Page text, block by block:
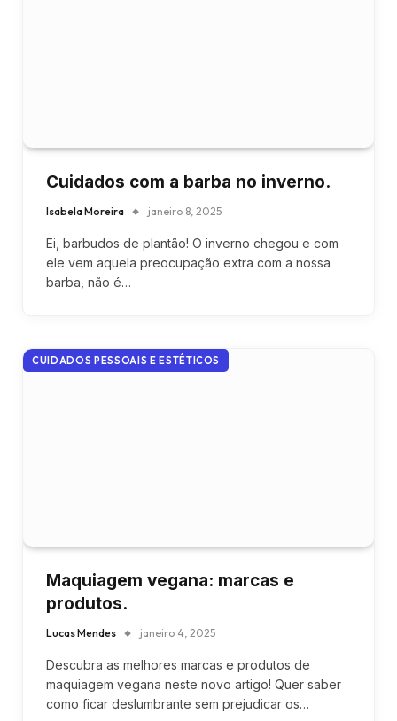
Cuidados com a barba no inverno.
Isabela Moreira janeiro 8, 2025
Ei, barbudos de plantão! O inverno chegou e com
ele vem aquela preocupação extra com a nossa
barba, não é…
CUIDADOS PESSOAIS E ESTÉTICOS
Maquiagem vegana: marcas e
produtos.
Lucas Mendes janeiro 4, 2025
Descubra as melhores marcas e produtos de
maquiagem vegana neste novo artigo! Quer saber
como ficar deslumbrante sem prejudicar os…